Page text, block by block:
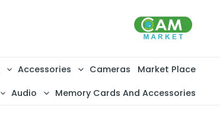
Market Place
Cameras
Accessories
Memory Cards And Accessories
Audio